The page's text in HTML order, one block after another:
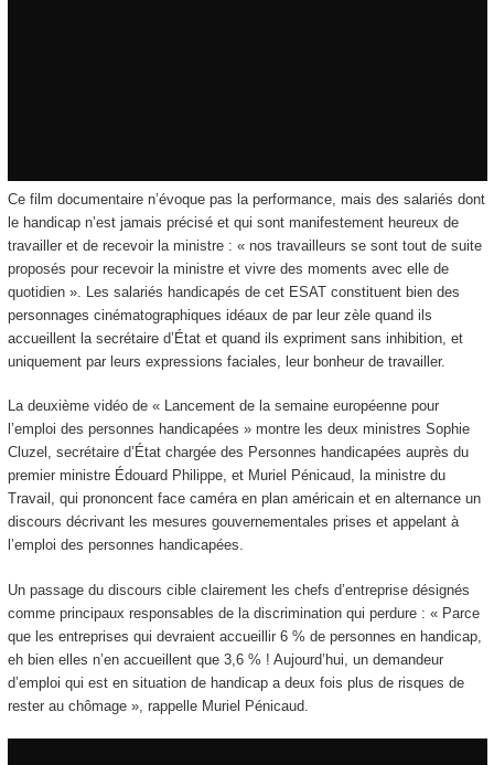
Ce film documentaire n’évoque pas la performance, mais des salariés dont
le handicap n’est jamais précisé et qui sont manifestement heureux de
travailler et de recevoir la ministre : « nos travailleurs se sont tout de suite
proposés pour recevoir la ministre et vivre des moments avec elle de
quotidien ». Les salariés handicapés de cet ESAT constituent bien des
personnages cinématographiques idéaux de par leur zèle quand ils
accueillent la secrétaire d’État et quand ils expriment sans inhibition, et
uniquement par leurs expressions faciales, leur bonheur de travailler.
La deuxième vidéo de « Lancement de la semaine européenne pour
l’emploi des personnes handicapées » montre les deux ministres Sophie
Cluzel, secrétaire d’État chargée des Personnes handicapées auprès du
premier ministre Édouard Philippe, et Muriel Pénicaud, la ministre du
Travail, qui prononcent face caméra en plan américain et en alternance un
discours décrivant les mesures gouvernementales prises et appelant à
l’emploi des personnes handicapées.
Un passage du discours cible clairement les chefs d’entreprise désignés
comme principaux responsables de la discrimination qui perdure : « Parce
que les entreprises qui devraient accueillir 6 % de personnes en handicap,
eh bien elles n’en accueillent que 3,6 % ! Aujourd’hui, un demandeur
d’emploi qui est en situation de handicap a deux fois plus de risques de
rester au chômage », rappelle Muriel Pénicaud.